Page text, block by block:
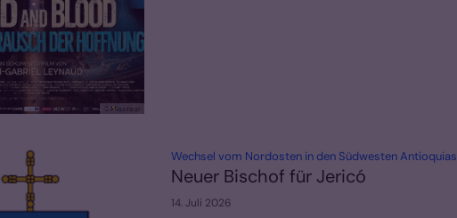
© Misereor
Wechsel vom Nordosten in den Südwesten Antioquias
Neuer Bischof für Jericó
14. Juli 2026